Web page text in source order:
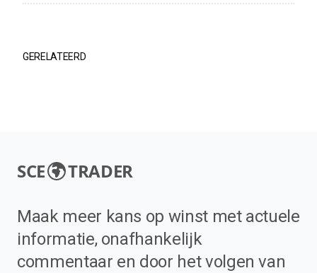
GERELATEERD
SCE TRADER
Maak meer kans op winst met actuele
informatie, onafhankelijk
commentaar en door het volgen van